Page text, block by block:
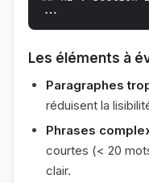
Les éléments à
Paragraphes
réduisent la
Phrases
courtes (< 20
clair.